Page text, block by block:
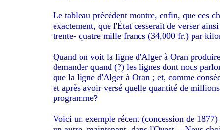
Le tableau précédent montre, enfin, que ces
exactement, que l'État cesserait de verser
trente- quatre mille francs (34,000 fr.) par
Quand on voit la ligne d'Alger à Oran
demander quand (?) les lignes dont nous
que la ligne d'Alger à Oran ; et, comme
et après avoir versé quelle quantité de
programme?
Voici un exemple récent (concession de